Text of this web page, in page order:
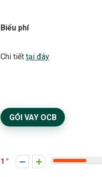
Biểu phí
Chi tiết tại đây
GÓI VAY OCB
1